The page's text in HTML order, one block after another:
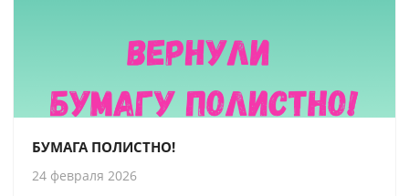
БУМАГА ПОЛИСТНО!
24 февраля 2026